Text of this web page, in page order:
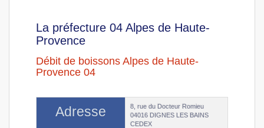
La préfecture 04 Alpes de Haute-
Provence
Débit de boissons Alpes de Haute-
Provence 04
Adresse
8, rue du Docteur Romieu
04016 DIGNES LES BAINS
CEDEX